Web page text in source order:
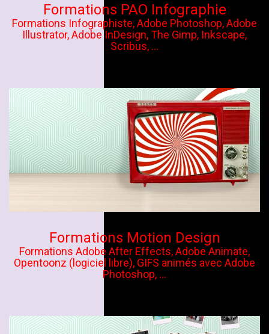
Formations PAO Infographie
Formations Infographiste, Adobe Photoshop, Adobe
Illustrator, Adobe InDesign, The Gimp, Inkscape,
Scribus, ...
Formations Motion Design
Formations Adobe After Effects, Adobe Animate,
Opentoonz (logiciel libre), GIFS animés avec Adobe
Photoshop, ...